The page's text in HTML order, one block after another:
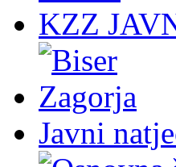
KZZ
Javni